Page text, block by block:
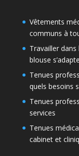
Vêtements
communs à
Travailler
blouse
Tenues
quels besoins
Tenues
services
Tenues
cabinet et